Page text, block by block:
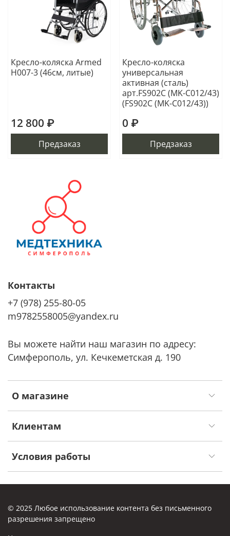
Кресло-коляска Armed
Н007-3 (46см, литые)
12 800 ₽
Предзаказ
Кресло-коляска
универсальная
активная (сталь)
арт.FS902C (MK-C012/43)
(FS902C (MK-C012/43))
0 ₽
Предзаказ
О магазине
Клиентам
Условия работы
Контакты
+7 (978) 255-80-05
m9782558005@yandex.ru
Вы можете найти наш магазин по адресу:
Симферополь, ул. Кечкеметская д. 190
© 2025 Любое использование контента без письменного
разрешения запрещено